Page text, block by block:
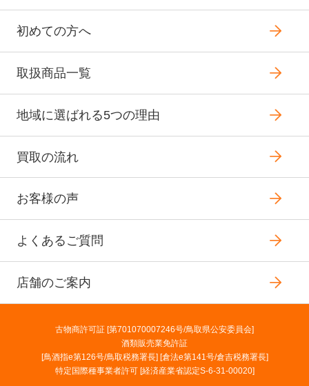
初めての方へ
取扱商品一覧
地域に選ばれる5つの理由
買取の流れ
お客様の声
よくあるご質問
店舗のご案内
古物商許可証 [第701070007246号/鳥取県公安委員会]
酒類販売業免許証
[鳥酒指e第126号/鳥取税務署長] [倉法e第141号/倉吉税務署長]
特定国際種事業者許可 [経済産業省認定S-6-31-00020]